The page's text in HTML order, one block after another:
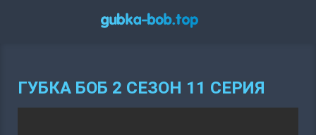
ГУБКА БОБ 2 СЕЗОН 11 СЕРИЯ